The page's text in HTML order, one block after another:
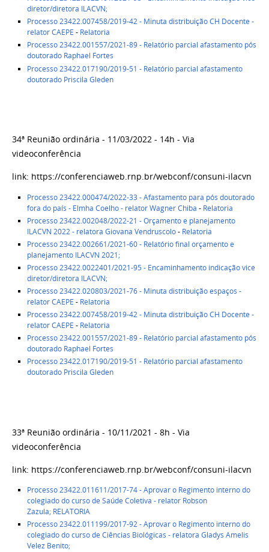
diretor/diretora ILACVN;
Processo 23422.007458/2019-42 - Minuta distribuição CH Docente -
relator CAEPE - Relatoria
Processo 23422.001557/2021-89 - Relatório parcial afastamento pós
doutorado Raphael Fortes
Processo 23422.017190/2019-51 - Relatório parcial afastamento
doutorado Priscila Gleden
34ª Reunião ordinária - 11/03/2022 - 14h - Via
videoconferência
link: https://conferenciaweb.rnp.br/webconf/consuni-ilacvn
Processo 23422.000474/2022-33 - Afastamento para pós doutorado
fora do país - Elmha Coelho - relator Wagner Chiba - Relatoria
Processo 23422.002048/2022-21 - Orçamento e planejamento
ILACVN 2022 - relatora Giovana Vendruscolo- Relatoria
Processo 23422.002661/2021-60 - Relatório final orçamento e
planejamento ILACVN 2021;
Processo 23422.0022401/2021-95 - Encaminhamento indicação vice
diretor/diretora ILACVN;
Processo 23422.020803/2021-76 - Minuta distribuição espaços -
relator CAEPE - Relatoria
Processo 23422.007458/2019-42 - Minuta distribuição CH Docente -
relator CAEPE - Relatoria
Processo 23422.001557/2021-89 - Relatório parcial afastamento pós
doutorado Raphael Fortes
Processo 23422.017190/2019-51 -Relatório parcial afastamento
doutorado Priscila Gleden
33ª Reunião ordinária - 10/11/2021 - 8h - Via
videoconferência
link: https://conferenciaweb.rnp.br/webconf/consuni-ilacvn
Processo 23422.011611/2017-74 - Aprovar o Regimento interno do
colegiado do curso de Saúde Coletiva - relator Robson
Zazula; RELATORIA
Processo 23422.011199/2017-92 - Aprovar o Regimento interno do
colegiado do curso de Ciências Biológicas - relatora Gladys Amelis
Velez Benito;